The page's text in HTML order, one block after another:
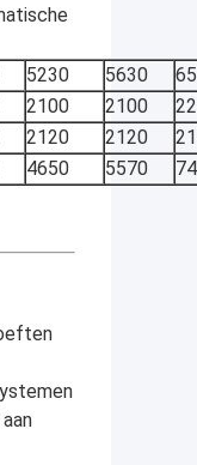
5230 5630
2100 2100
2120 2120
4650 5570